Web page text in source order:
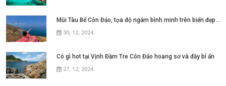
Mũi Tàu Bể Côn Đảo, tọa độ ngắm bình minh trên biển đẹp mê hồn
30, 12, 2024.
Có gì hot tại Vịnh Đầm Tre Côn Đảo hoang sơ và đầy bí ẩn
27, 12, 2024.